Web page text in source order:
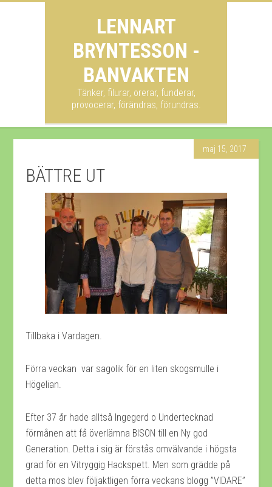
LENNART
BRYNTESSON -
BANVAKTEN
Tänker, filurar, orerar, funderar,
provocerar, förändras, förundras.
maj 15, 2017
BÄTTRE UT
Tillbaka i Vardagen.
Förra veckan var sagolik för en liten skogsmulle i
Högelian.
Efter 37 år hade alltså Ingegerd o Undertecknad
förmånen att få överlämna BISON till en Ny god
Generation. Detta i sig är förstås omvälvande i högsta
grad för en Vitryggig Hackspett. Men som grädde på
detta mos blev följaktligen förra veckans blogg ”VIDARE”